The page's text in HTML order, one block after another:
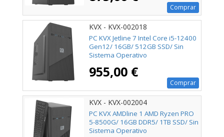
Comprar
KVX - KVX-002018
PC KVX Jetline 7 Intel Core i5-12400
Gen12/ 16GB/ 512GB SSD/ Sin
Sistema Operativo
955,00 €
Comprar
KVX - KVX-002004
PC KVX AMDline 1 AMD Ryzen PRO
5-8500G/ 16GB DDR5/ 1TB SSD/ Sin
Sistema Operativo